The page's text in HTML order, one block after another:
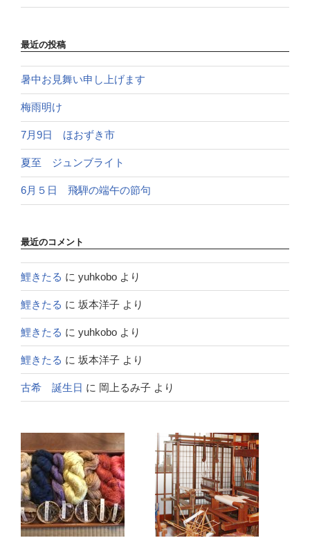
最近の投稿
暑中お見舞い申し上げます
梅雨明け
7月9日 ほおずき市
夏至 ジュンブライト
6月５日 飛騨の端午の節句
最近のコメント
鯉きたる に yuhkobo より
鯉きたる に 坂本洋子 より
鯉きたる に yuhkobo より
鯉きたる に 坂本洋子 より
古希 誕生日 に 岡上るみ子 より